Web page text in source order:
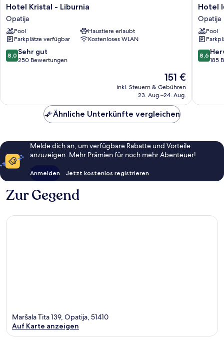
Hotel
Kristal
-
Liburnia
Opatija
Hotel Kristal - Liburnia
Opatija
Pool
Haustiere erlaubt
Parkplätze verfügbar
Kostenloses WLAN
8.0
von
Bewertungen
8,0 Sehr gut
250 Bewertungen
Der
Preis
beträgt
151 €
inkl. Steuern & Gebühren
23. Aug.–24. Aug.
Hotel
Ičići
-
Liburnia
Opatija
Hotel
Opatija
Pool
8.6
von
8,6
185
Ähnliche Unterkünfte vergleichen
Melde dich an, um verfügbare Rabatte und Vorteile
anzuzeigen. Mehr Prämien für noch mehr Abenteuer!
Anmelden Jetzt kostenlos registrieren
Zur Gegend
Maršala Tita 139, Opatija, 51410
Auf Karte anzeigen